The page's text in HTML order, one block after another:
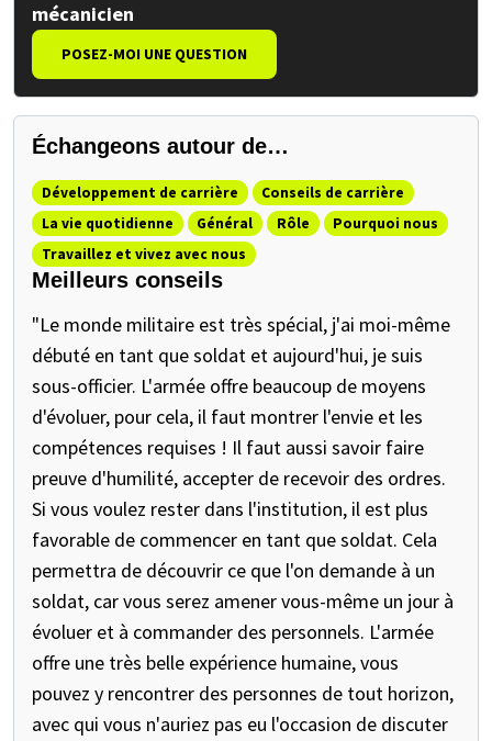
mécanicien
POSEZ-MOI UNE QUESTION
Échangeons autour de…
Développement de carrière
Conseils de carrière
La vie quotidienne
Général Rôle
Pourquoi nous
Travaillez et vivez avec nous
Meilleurs conseils
"Le monde militaire est très spécial, j'ai moi-même
débuté en tant que soldat et aujourd'hui, je suis
sous-officier. L'armée offre beaucoup de moyens
d'évoluer, pour cela, il faut montrer l'envie et les
compétences requises ! Il faut aussi savoir faire
preuve d'humilité, accepter de recevoir des ordres.
Si vous voulez rester dans l'institution, il est plus
favorable de commencer en tant que soldat. Cela
permettra de découvrir ce que l'on demande à un
soldat, car vous serez amener vous-même un jour à
évoluer et à commander des personnels. L'armée
offre une très belle expérience humaine, vous
pouvez y rencontrer des personnes de tout horizon,
avec qui vous n'auriez pas eu l'occasion de discuter